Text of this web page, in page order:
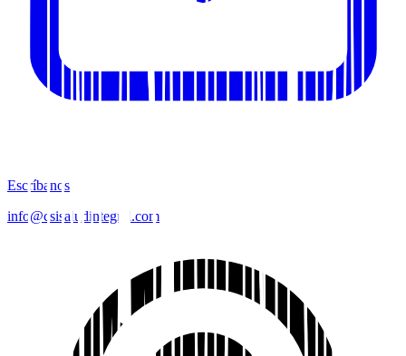
Escríbanos
info@csisaludintegral.com